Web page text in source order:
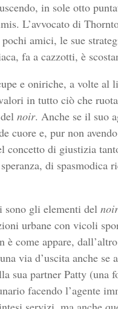
in sole otto
L’avvocato di
amici, le sue
fa a cazzotti, è
e oniriche, a volte
in tutto ciò che
delnoir. Anche se il suo
cuore e, pur non
concetto di giustizia
di spasmodica
sono gli elementi del
urbane con vicoli
è come appare,
via d’uscita anche
sua partner Patty
facendo l’agente